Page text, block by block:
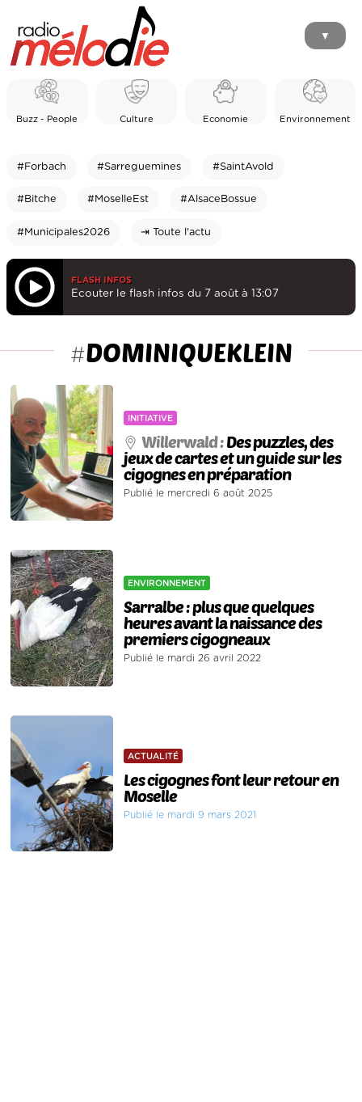
▼
Buzz - People Culture Economie Environnement
#Forbach #Sarreguemines #SaintAvold
#Bitche #MoselleEst #AlsaceBossue
#Municipales2026 ⇥ Toute l'actu
FLASH INFOS
Ecouter le flash infos du 7 août à 13:07
#DOMINIQUEKLEIN
INITIATIVE
Willerwald :Des puzzles, des
jeux de cartes et un guide sur les
cigognes en préparation
Publié le mercredi 6 août 2025
ENVIRONNEMENT
Sarralbe : plus que quelques
heures avant la naissance des
premiers cigogneaux
Publié le mardi 26 avril 2022
ACTUALITÉ
Les cigognes font leur retour en
Moselle
Publié le mardi 9 mars 2021